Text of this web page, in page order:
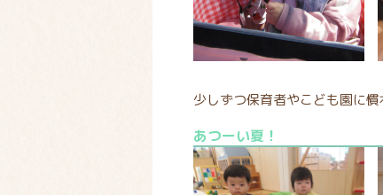
少しずつ保育者やこども園に
あつーい夏！